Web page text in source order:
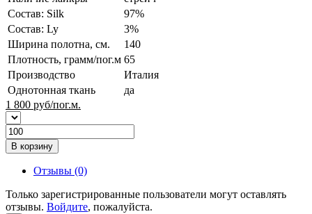
Состав: Silk
97%
Состав: Ly
3%
Ширина полотна, см.
140
Плотность, грамм/пог.м 65
Производство
Италия
Однотонная ткань
да
1 800 руб/пог.м.
В корзину
Отзывы (0)
Только зарегистрированные пользователи могут оставлять
отзывы. Войдите, пожалуйста.